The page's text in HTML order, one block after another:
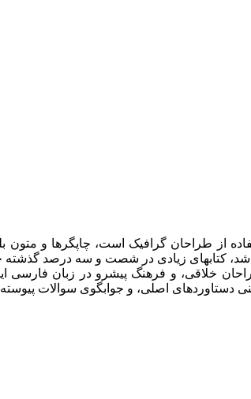
از طراحان گرافیک است، چاپگرها و
باشد، کتابهای زیادی در شصت و سه درصد
خلاقی، و فرهنگ پیشرو در زبان فارسی
دستاوردهای اصلی، و جوابگوی سوالات